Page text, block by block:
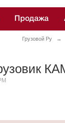
Продажа
Грузовой Ру →